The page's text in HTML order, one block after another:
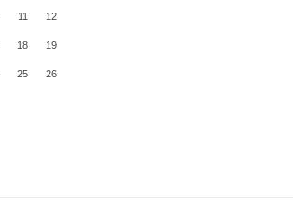
11 12
18 19
25 26